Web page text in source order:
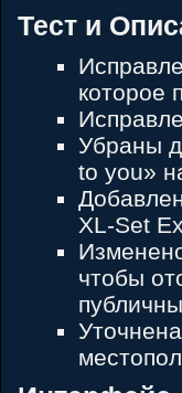
Тест и
которое
Убраны
to you»
XL-Set
чтобы